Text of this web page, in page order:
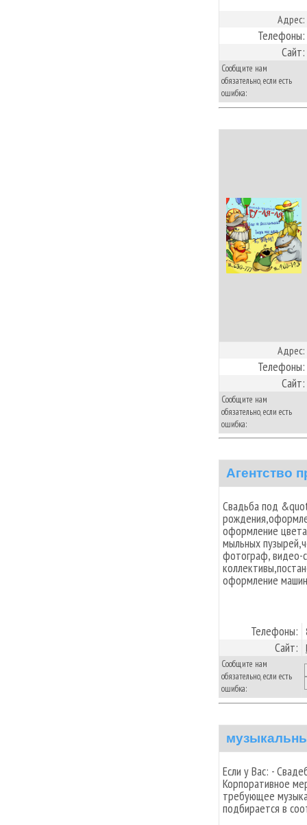
Адрес:
Телефоны:
Сайт:
Сообщите нам
обязательно, если есть
ошибка:
Адрес:
Телефоны:
Сайт:
Сообщите нам
обязательно, если есть
ошибка:
Агентство
Свадьба под
оформление
мыльных
фотограф, видео-
оформление
Телефоны:
Сайт:
Сообщите нам
обязательно, если есть
ошибка:
Если у Вас: -
Корпоративное
требующее
подбирается в